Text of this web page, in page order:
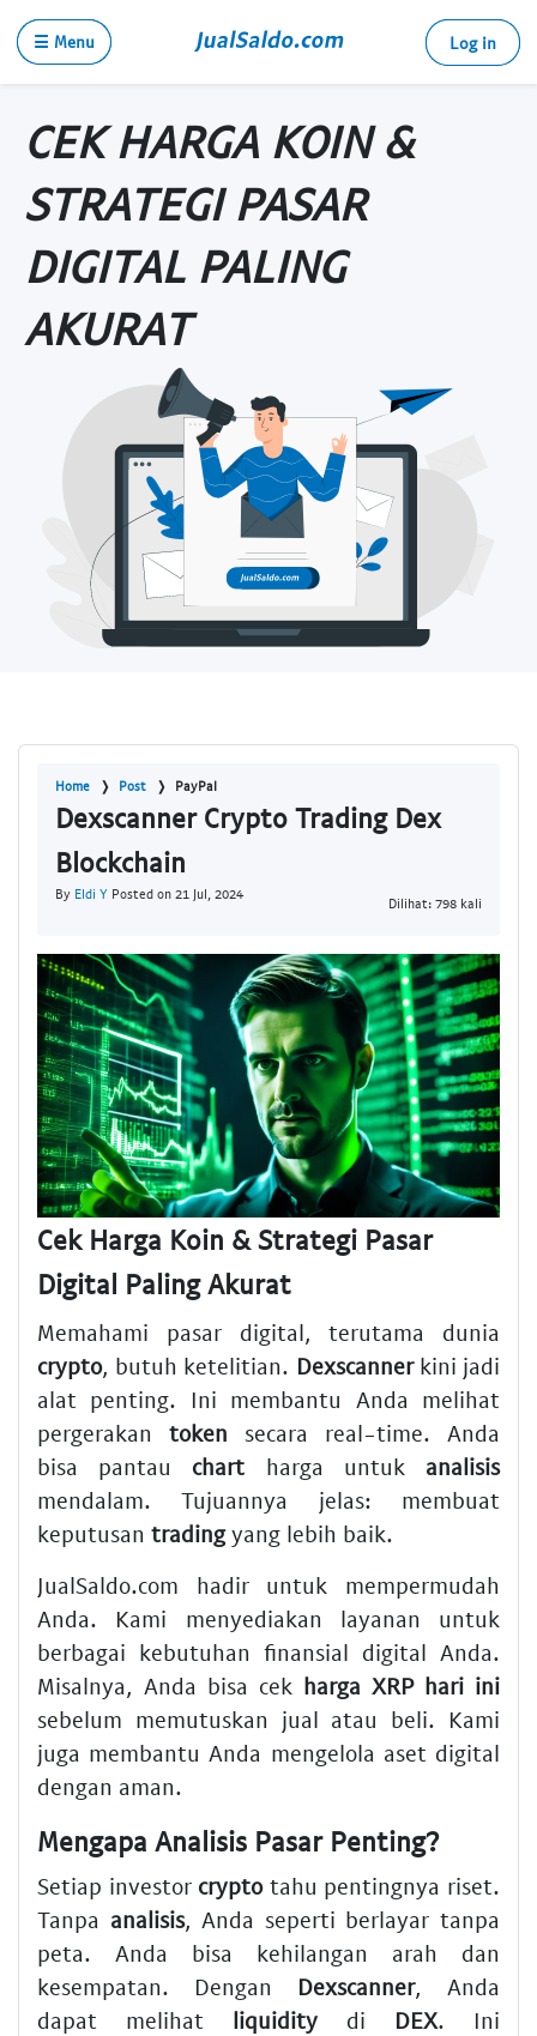
☰ Menu Log in
CEK HARGA KOIN &
STRATEGI PASAR
DIGITAL PALING
AKURAT
Home Post PayPal
Dexscanner Crypto Trading Dex
Blockchain
By Eldi Y Posted on 21 Jul, 2024
Dilihat: 798 kali
Cek Harga Koin & Strategi Pasar
Digital Paling Akurat
Memahami pasar digital, terutama dunia
crypto, butuh ketelitian. Dexscannerkini jadi
alat penting. Ini membantu Anda melihat
pergerakan token secara real-time. Anda
bisa pantau chart harga untuk analisis
mendalam. Tujuannya jelas: membuat
keputusan tradingyang lebih baik.
JualSaldo.com hadir untuk mempermudah
Anda. Kami menyediakan layanan untuk
berbagai kebutuhan finansial digital Anda.
Misalnya, Anda bisa cek harga XRP hari ini
sebelum memutuskan jual atau beli. Kami
juga membantu Anda mengelola aset digital
dengan aman.
Mengapa Analisis Pasar Penting?
Setiap investor cryptotahu pentingnya riset.
Tanpa analisis, Anda seperti berlayar tanpa
peta. Anda bisa kehilangan arah dan
kesempatan. Dengan Dexscanner, Anda
dapat melihat liquidity di DEX. Ini